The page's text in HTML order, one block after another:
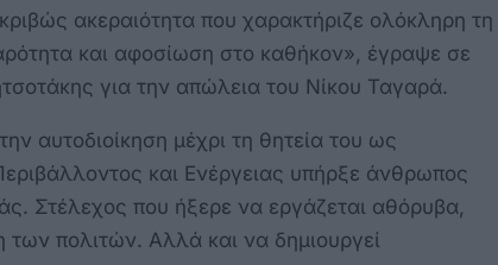
ακεραιότητα που χαρακτήριζε ολόκληρη τη
και αφοσίωση στο καθήκον», έγραψε σε
για την απώλεια του Νίκου Ταγαρά.
αυτοδιοίκηση μέχρι τη θητεία του ως
και Ενέργειας υπήρξε άνθρωπος
Στέλεχος που ήξερε να εργάζεται αθόρυβα,
των πολιτών. Αλλά και να δημιουργεί